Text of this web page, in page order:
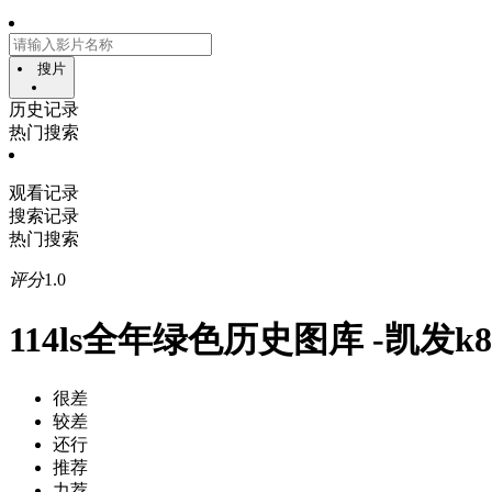
搜片
历史记录
热门搜索
观看记录
搜索记录
热门搜索
评分1.0
114ls全年绿色历史图库 -凯发
很差
较差
还行
推荐